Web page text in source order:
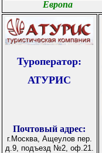
Европа
Туроператор:
АТУРИС
Почтовый адрес:
г.Москва, Ащеулов пер.
д.9, подъезд №2, оф.21.